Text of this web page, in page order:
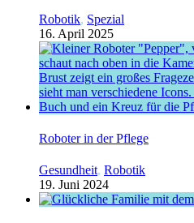
Robotik, Spezial
16. April 2025
Roboter in der Pflege
Gesundheit, Robotik
19. Juni 2024